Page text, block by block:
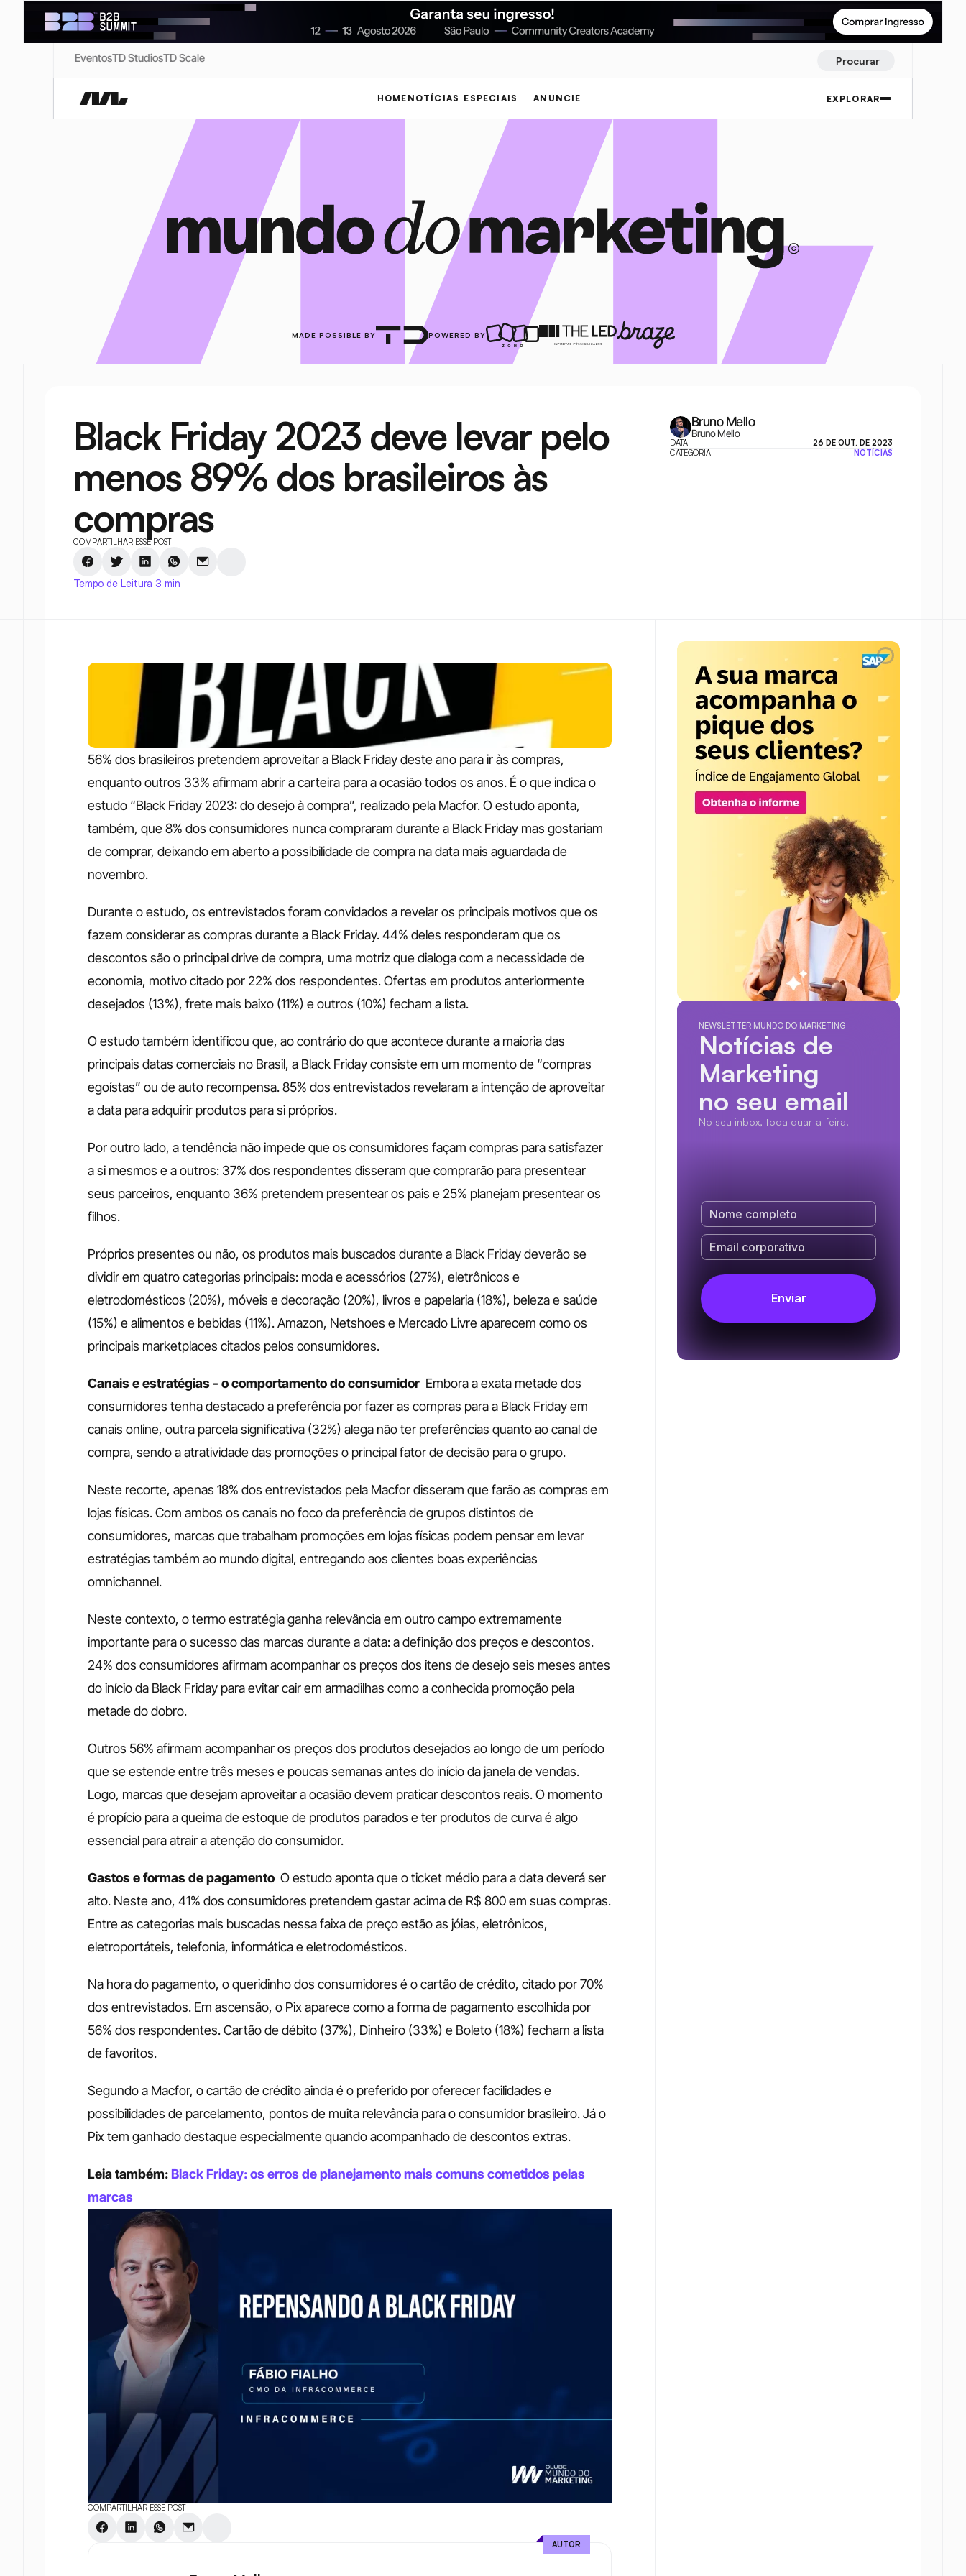
EventosTD StudiosTD Scale Procurar
HOME NOTÍCIAS ESPECIAIS ANUNCIE EXPLORAR
MADE POSSIBLE BY POWERED BY
Black Friday 2023 deve levar pelo
menos 89% dos brasileiros às
compras
COMPARTILHAR ESSE POST
Tempo de Leitura 3 min
Bruno Mello
Bruno Mello
DATA
26 DE OUT. DE 2023
CATEGORIA
NOTÍCIAS
56% dos brasileiros pretendem aproveitar a Black Friday deste ano para ir às compras,
enquanto outros 33% afirmam abrir a carteira para a ocasião todos os anos. É o que indica o
estudo “Black Friday 2023: do desejo à compra”, realizado pela Macfor. O estudo aponta,
também, que 8% dos consumidores nunca compraram durante a Black Friday mas gostariam
de comprar, deixando em aberto a possibilidade de compra na data mais aguardada de
novembro.
Durante o estudo, os entrevistados foram convidados a revelar os principais motivos que os
fazem considerar as compras durante a Black Friday. 44% deles responderam que os
descontos são o principal drive de compra, uma motriz que dialoga com a necessidade de
economia, motivo citado por 22% dos respondentes. Ofertas em produtos anteriormente
desejados (13%), frete mais baixo (11%) e outros (10%) fecham a lista.
O estudo também identificou que, ao contrário do que acontece durante a maioria das
principais datas comerciais no Brasil, a Black Friday consiste em um momento de “compras
egoístas” ou de auto recompensa. 85% dos entrevistados revelaram a intenção de aproveitar
a data para adquirir produtos para si próprios.
Por outro lado, a tendência não impede que os consumidores façam compras para satisfazer
a si mesmos e a outros: 37% dos respondentes disseram que comprarão para presentear
seus parceiros, enquanto 36% pretendem presentear os pais e 25% planejam presentear os
filhos.
Próprios presentes ou não, os produtos mais buscados durante a Black Friday deverão se
dividir em quatro categorias principais: moda e acessórios (27%), eletrônicos e
eletrodomésticos (20%), móveis e decoração (20%), livros e papelaria (18%), beleza e saúde
(15%) e alimentos e bebidas (11%). Amazon, Netshoes e Mercado Livre aparecem como os
principais marketplaces citados pelos consumidores.
Canais e estratégias - o comportamento do consumidor Embora a exata metade dos
consumidores tenha destacado a preferência por fazer as compras para a Black Friday em
canais online, outra parcela significativa (32%) alega não ter preferências quanto ao canal de
compra, sendo a atratividade das promoções o principal fator de decisão para o grupo.
Neste recorte, apenas 18% dos entrevistados pela Macfor disseram que farão as compras em
lojas físicas. Com ambos os canais no foco da preferência de grupos distintos de
consumidores, marcas que trabalham promoções em lojas físicas podem pensar em levar
estratégias também ao mundo digital, entregando aos clientes boas experiências
omnichannel.
Neste contexto, o termo estratégia ganha relevância em outro campo extremamente
importante para o sucesso das marcas durante a data: a definição dos preços e descontos.
24% dos consumidores afirmam acompanhar os preços dos itens de desejo seis meses antes
do início da Black Friday para evitar cair em armadilhas como a conhecida promoção pela
metade do dobro.
Outros 56% afirmam acompanhar os preços dos produtos desejados ao longo de um período
que se estende entre três meses e poucas semanas antes do início da janela de vendas.
Logo, marcas que desejam aproveitar a ocasião devem praticar descontos reais. O momento
é propício para a queima de estoque de produtos parados e ter produtos de curva é algo
essencial para atrair a atenção do consumidor.
Gastos e formas de pagamento O estudo aponta que o ticket médio para a data deverá ser
alto. Neste ano, 41% dos consumidores pretendem gastar acima de R$ 800 em suas compras.
Entre as categorias mais buscadas nessa faixa de preço estão as jóias, eletrônicos,
eletroportáteis, telefonia, informática e eletrodomésticos.
Na hora do pagamento, o queridinho dos consumidores é o cartão de crédito, citado por 70%
dos entrevistados. Em ascensão, o Pix aparece como a forma de pagamento escolhida por
56% dos respondentes. Cartão de débito (37%), Dinheiro (33%) e Boleto (18%) fecham a lista
de favoritos.
Segundo a Macfor, o cartão de crédito ainda é o preferido por oferecer facilidades e
possibilidades de parcelamento, pontos de muita relevância para o consumidor brasileiro. Já o
Pix tem ganhado destaque especialmente quando acompanhado de descontos extras.
Leia também: Black Friday: os erros de planejamento mais comuns cometidos pelas
marcas
COMPARTILHAR ESSE POST
AUTOR
NEWSLETTER MUNDO DO MARKETING
Notícias de
Marketing
no seu email
No seu inbox, toda quarta-feira.